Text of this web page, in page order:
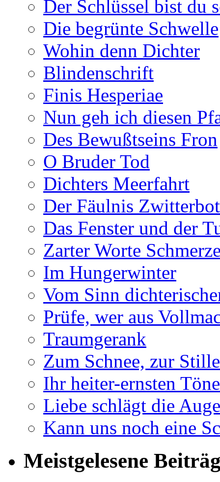
Der Schlüssel bist du
Die begrünte Schwelle
Wohin denn Dichter
Blindenschrift
Finis Hesperiae
Nun geh ich diesen
Des Bewußtseins Fron
O Bruder Tod
Dichters Meerfahrt
Der Fäulnis
Das Fenster und der
Zarter Worte
Im Hungerwinter
Vom Sinn
Prüfe, wer aus
Traumgerank
Zum Schnee, zur Stille
Ihr heiter-ernsten Töne
Liebe schlägt die
Kann uns noch eine
Meistgelesene